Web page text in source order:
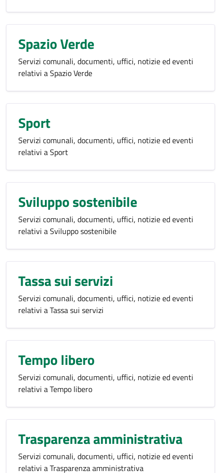
Spazio Verde
Servizi comunali, documenti, uffici, notizie ed eventi
relativi a Spazio Verde
Sport
Servizi comunali, documenti, uffici, notizie ed eventi
relativi a Sport
Sviluppo sostenibile
Servizi comunali, documenti, uffici, notizie ed eventi
relativi a Sviluppo sostenibile
Tassa sui servizi
Servizi comunali, documenti, uffici, notizie ed eventi
relativi a Tassa sui servizi
Tempo libero
Servizi comunali, documenti, uffici, notizie ed eventi
relativi a Tempo libero
Trasparenza amministrativa
Servizi comunali, documenti, uffici, notizie ed eventi
relativi a Trasparenza amministrativa